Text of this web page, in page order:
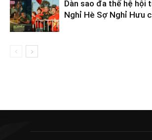
Dàn sao đa thế hệ hội
Nghỉ Hè Sợ Nghỉ Hưu